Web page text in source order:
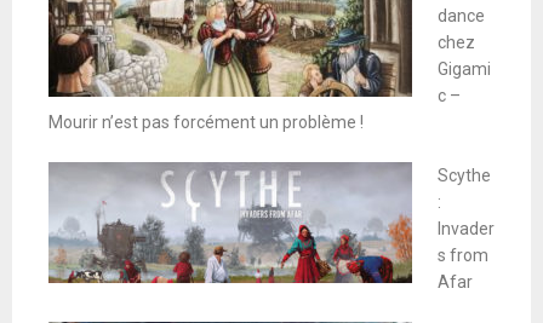
dance
chez
Gigami
c –
Mourir n’est pas forcément un problème !
Scythe
:
Invader
s from
Afar